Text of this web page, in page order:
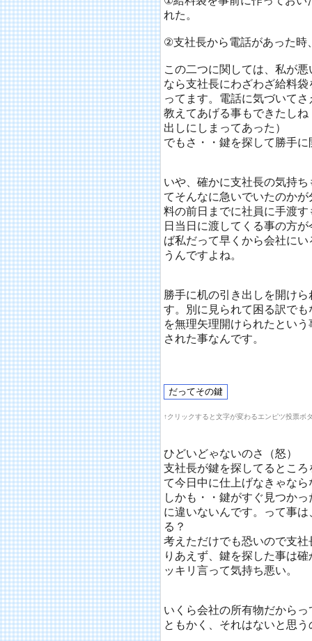
れた。
②支社長から電話があった時
この二つに関しては、私が
なら支社長にわざわざ給料
ってます。電話に気づいて
教えてあげる事もできたし
出しにしまってあった）
でもさ・・鍵を探して勝手
いや、確かに支社長の気持
てそんなに急いでいたのか
料の前日までに社員に手渡
日当日に渡してくる事の方
ば私だって早くから会社に
うんですよね。
勝手に机の引き出しを開け
す。別に見られて困る訳で
を無理矢理開けられたとい
された事なんです。
↑クリックすると文字が変わるエンピツ投票ボ
ひどいどゃないのさ（怒）
支社長が鍵を探してるとこ
て今日中に仕上げなきゃな
しかも・・鍵がすぐ見つか
に違いないんです。って事
る？
考えただけでも恐いので支
りあえず、鍵を探した事は
ッキリ言って気持ち悪い。
いくら会社の所有物だから
ともかく、それはないと思